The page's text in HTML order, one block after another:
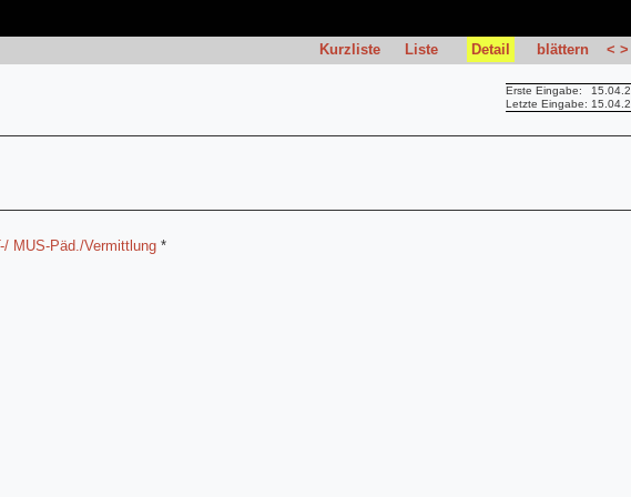
Kurzliste Liste Detail blättern < >
Erste Eingabe:
Letzte Eingabe:
MUS-Päd./Vermittlung *